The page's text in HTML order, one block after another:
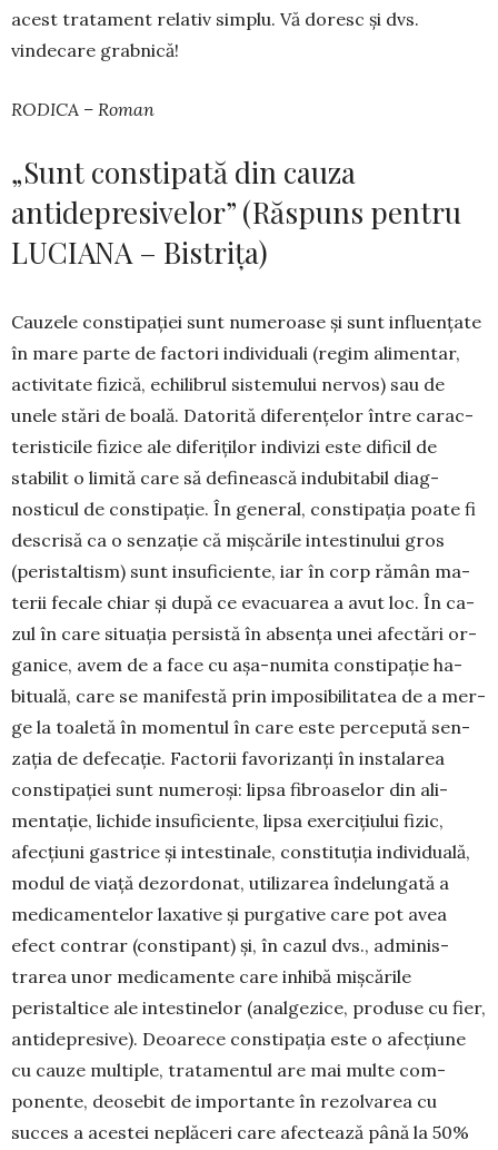
acest tratament re­lativ sim­plu. Vă do­­resc și dvs.
vindecare grabnică!
RODICA – Roman
„Sunt constipată din cauza
antidepresivelor” (Răspuns pentru
LUCIANA – Bistrița)
Cauzele constipației sunt numeroase și sunt in­fluențate
în mare parte de factori individuali (regim ali­mentar,
activitate fizică, echilibrul sistemului ner­vos) sau de
unele stări de boală. Datorită dife­rențelor între ca­rac­
teristicile fizice ale diferiților in­divizi este di­ficil de
stabilit o limită care să definească in­du­bi­tabil diag­
nosticul de constipație. În general, cons­ti­pa­ția poate fi
descrisă ca o sen­zație că mișcările intes­ti­nului gros
(peristaltism) sunt insuficiente, iar în corp ră­mân ma­
terii fecale chiar și după ce evacuarea a avut loc. În ca­
zul în care situația persistă în absența unei afectări or­
ganice, avem de a face cu așa-nu­mita cons­tipație ha­
bituală, care se manifestă prin im­po­si­bilitatea de a mer­
ge la toaletă în momentul în care este percepută sen­
zația de defecație. Factorii favo­ri­zanți în ins­ta­la­rea
constipației sunt numeroși: lipsa fi­broa­selor din ali­­
mentație, lichide insuficiente, lipsa exer­cițiului fi­zic,
afecțiuni gastrice și intestinale, cons­ti­tu­ția in­di­vi­duală,
modul de viață dezordonat, utilizarea în­de­lun­ga­tă a
medicamentelor laxative și purgative care pot avea
efect contrar (constipant) și, în cazul dvs., ad­mi­nis­
trarea unor medicamente care in­hibă miș­cările
peristaltice ale intestinelor (anal­gezice, produse cu fier,
antidepresive). Deoarece cons­tipația este o afec­țiu­ne
cu cauze multiple, tratamentul are mai mul­te com­
ponente, deosebit de importante în re­zolvarea cu
succes a acestei neplăceri care afectează pâ­nă la 50%